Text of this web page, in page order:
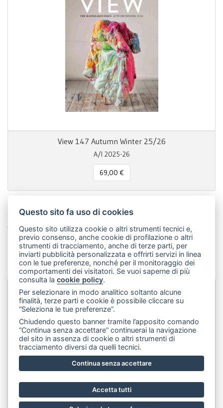
View 147 Autumn Winter 25/26
A/I 2025-26
69,00 €
Condividi questa pagina!
Facebook
TwitterPinterestLinkedInWhatsApp
WeChatSnapchatTelegram
EmailMessage
Condividi
Dip&Dyesas di Crivellari Andrea Cesare Giulio & C.- sede
Via Francesco Rismondo 112, 20153 Milano (Italia)
(+39) 3356945970 - P.IVA 06614890967
Questo sito fa uso di cookies
Questo sito utilizza cookie o altri strumenti tecnici e,
previo consenso, anche cookie di profilazione o altri
strumenti di tracciamento, anche di terze parti, per
inviarti pubblicità personalizzata e offrirti servizi in linea
con le tue preferenze, nonché per il monitoraggio dei
comportamenti dei visitatori. Se vuoi saperne di più
consulta lacookie policy.
Per selezionare in modo analitico soltanto alcune
finalità, terze parti e cookie è possibile cliccare su
“Seleziona le tue preferenze”.
Chiudendo questo banner tramite l’apposito comando
“Continua senza accettare” continuerai la navigazione
del sito in assenza di cookie o altri strumenti di
tracciamento diversi da quelli tecnici.
Continua senza accettare
Accetta tutti